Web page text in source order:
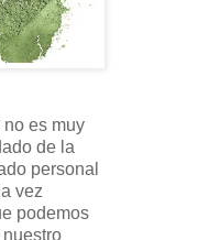
es muy
de la
personal
vez
podemos